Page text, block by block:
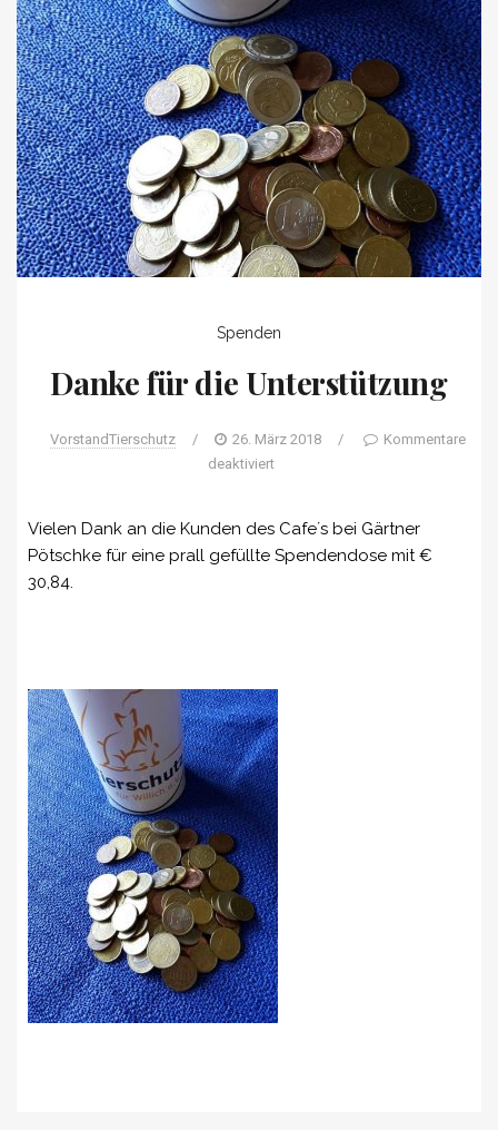
Spenden
Danke für die Unterstützung
VorstandTierschutz / 26. März 2018 /
Kommentare
deaktiviert
Vielen Dank an die Kunden des Cafe´s bei Gärtner
Pötschke für eine prall gefüllte Spendendose mit €
30,84.